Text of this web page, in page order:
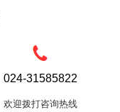
024-31585822
欢迎拨打咨询热线